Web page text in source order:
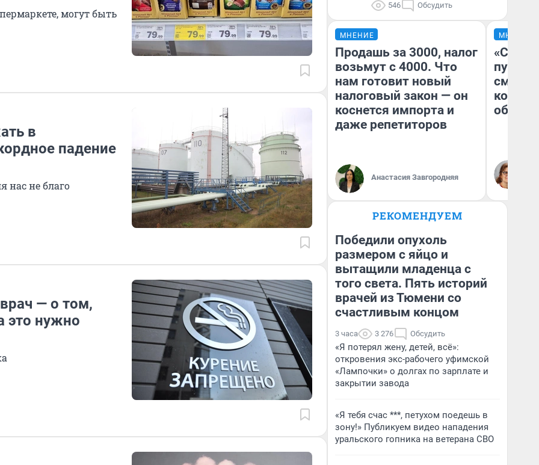
могут быть
в
падение
нас не благо
— о том,
это нужно
546 Обсудить
МНЕНИЕ
Продашь за 3000, налог
возьмут с 4000. Что
нам готовит новый
налоговый закон — он
коснется импорта и
даже репетиторов
Анастасия Завгородняя
МНЕНИЕ
РЕКОМЕНДУЕМ
Победили опухоль
размером с яйцо и
вытащили младенца с
того света. Пять историй
врачей из Тюмени со
счастливым концом
3 часа 3 276 Обсудить
«Я потерял жену, детей, всё»:
откровения экс-рабочего уфимской
«Лампочки» о долгах по зарплате и
закрытии завода
«Я тебя счас ***, петухом поедешь в
зону!» Публикуем видео нападения
уральского гопника на ветерана СВО